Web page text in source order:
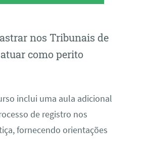
nos Tribunais de
como perito
inclui uma aula adicional
de registro nos
fornecendo orientações